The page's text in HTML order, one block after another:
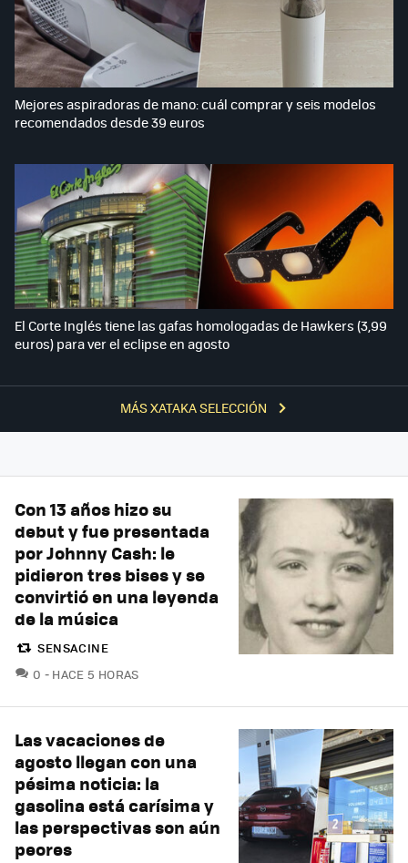
MÁS XATAKA SELECCIÓN
Mejores aspiradoras de mano: cuál comprar y seis modelos
recomendados desde 39 euros
El Corte Inglés tiene las gafas homologadas de Hawkers (3,99
euros) para ver el eclipse en agosto
Con 13 años hizo su
debut y fue presentada
por Johnny Cash: le
pidieron tres bises y se
convirtió en una leyenda
de la música
SENSACINE
0 COMENTARIOS
HACE 5 HORAS
Las vacaciones de
agosto llegan con una
pésima noticia: la
gasolina está carísima y
las perspectivas son aún
peores